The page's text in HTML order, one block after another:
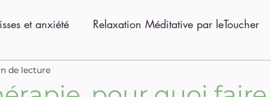
et anxiété Relaxation Méditative par leToucher
TMS
de lecture